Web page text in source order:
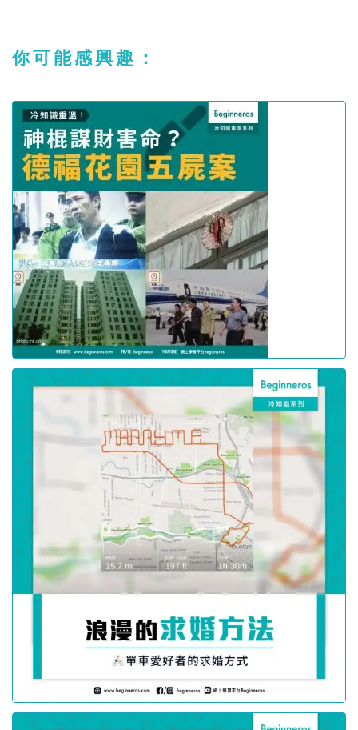
你可能感興趣：